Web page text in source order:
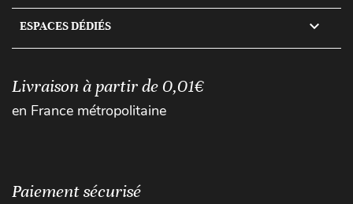
ESPACES DÉDIÉS 
Livraison à partir de 0,01€
en France métropolitaine
Paiement sécurisé